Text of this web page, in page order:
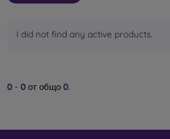
I did not find any active products.
0 - 0 от общо 0.